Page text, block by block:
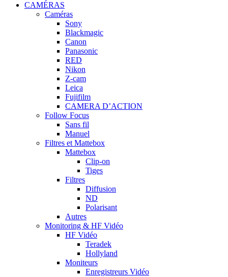
CAMÉRAS
Caméras
Sony
Blackmagic
Canon
Panasonic
RED
Nikon
Z-cam
Leica
Fujifilm
CAMERA D’ACTION
Follow Focus
Sans fil
Manuel
Filtres et Mattebox
Mattebox
Clip-on
Tiges
Filtres
Diffusion
ND
Polarisant
Autres
Monitoring & HF Vidéo
HF Vidéo
Teradek
Hollyland
Moniteurs
Enregistreurs Vidéo